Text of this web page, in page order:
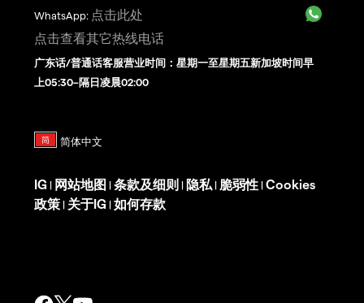
WhatsApp: 点击此处
点击查看其它热线电话
广东话/普通话客服营业时间：星期一至星期五新加坡时间早
上05:30–隔日凌晨02:00
IG | 网站地图 | 条款及细则 | 隐私 | 脆弱性 | Cookies
政策 | 关于IG | 如何存款